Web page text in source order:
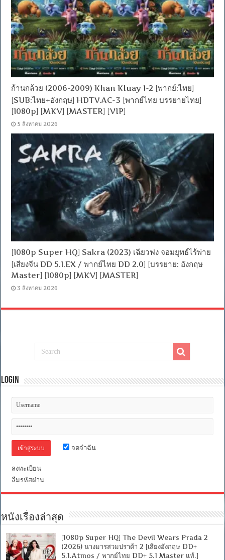
ก้านกล้วย (2006-2009) Khan Kluay 1-2 [พากย์:ไทย]
[SUB:ไทย+อังกฤษ] HDTV.AC-3 [พากย์ไทย บรรยายไทย]
[1080p] [MKV] [MASTER] [VIP]
5 สิงหาคม 2026
[1080p Super HQ] Sakra (2023) เฉียวฟง จอมยุทธ์ไร้พ่าย
[เสียงจีน DD 5.1.EX / พากย์ไทย DD 2.0] [บรรยาย: อังกฤษ
Master] [1080p] [MKV] [MASTER]
3 สิงหาคม 2026
Login
จดจำฉัน
ลงทะเบียน
ลืมรหัสผ่าน
หนังเรื่องล่าสุด
[1080p Super HQ] The Devil Wears Prada 2
(2026) นางมารสวมปราด้า 2 [เสียงอังกฤษ DD+
5.1.Atmos / พากย์ไทย DD+ 5.1 Master แท้.]